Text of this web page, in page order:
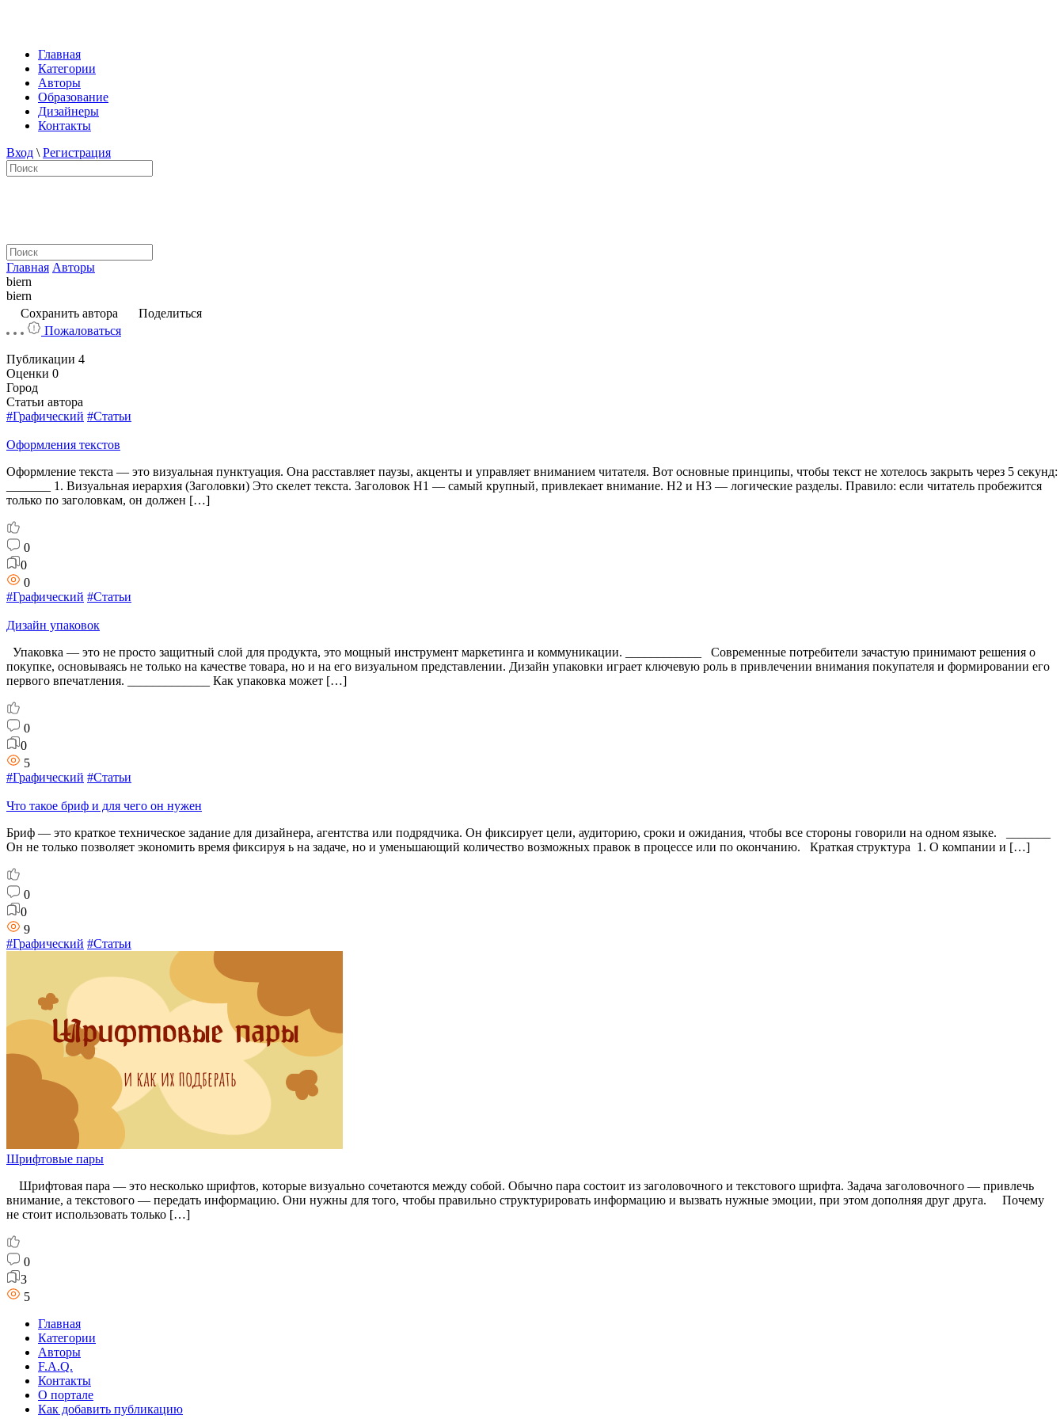
Главная
Категории
Авторы
Образование
Дизайнеры
Контакты
Вход \ Регистрация
Главная Авторы
biern
biern
Сохранить автора
Поделиться
Пожаловаться
Публикации 4
Оценки 0
Город
Статьи автора
#Графический #Статьи
Оформления текстов
Оформление текста — это визуальная пунктуация. Она расставляет паузы, акценты и управляет вниманием читателя. Вот основные принципы, чтобы текст не хотелось закрыть через 5 секунд:
_______ 1. Визуальная иерархия (Заголовки) Это скелет текста. Заголовок H1 — самый крупный, привлекает внимание. H2 и H3 — логические разделы. Правило: если читатель пробежится
только по заголовкам, он должен […]
0
0
0
#Графический #Статьи
Дизайн упаковок
Упаковка — это не просто защитный слой для продукта, это мощный инструмент маркетинга и коммуникации. ____________ Современные потребители зачастую принимают решения о
покупке, основываясь не только на качестве товара, но и на его визуальном представлении. Дизайн упаковки играет ключевую роль в привлечении внимания покупателя и формировании его
первого впечатления. _____________ Как упаковка может […]
0
0
5
#Графический #Статьи
Что такое бриф и для чего он нужен
Бриф — это краткое техническое задание для дизайнера, агентства или подрядчика. Он фиксирует цели, аудиторию, сроки и ожидания, чтобы все стороны говорили на одном языке. _______
Он не только позволяет экономить время фиксируя ь на задаче, но и уменьшающий количество возможных правок в процессе или по окончанию. Краткая структура 1. О компании и […]
0
0
9
#Графический #Статьи
Шрифтовые пары
Шрифтовая пара — это несколько шрифтов, которые визуально сочетаются между собой. Обычно пара состоит из заголовочного и текстового шрифта. Задача заголовочного — привлечь
внимание, а текстового — передать информацию. Они нужны для того, чтобы правильно структурировать информацию и вызвать нужные эмоции, при этом дополняя друг друга. Почему
не стоит использовать только […]
0
3
5
Главная
Категории
Авторы
F.A.Q.
Контакты
О портале
Как добавить публикацию